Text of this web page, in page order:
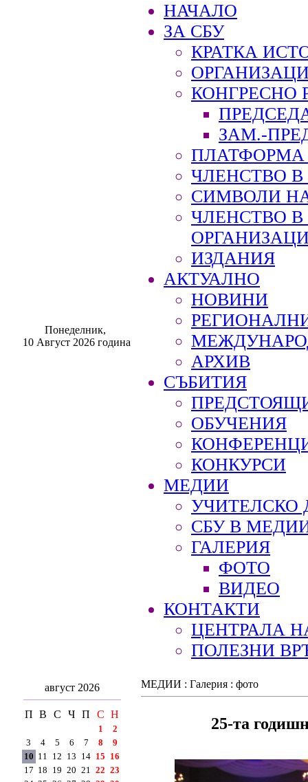
Понеделник,
10 Август 2026 година
НАЧАЛО
ЗА СБУ
КРАТКА
КОНГРЕСНО
ЗАМ.-
ПЛАТФОРМА
ЧЛЕНСТВО В
СИМВОЛИ
ЧЛЕНСТВО
ИЗДАНИЯ
АКТУАЛНО
НОВИНИ
АРХИВ
СЪБИТИЯ
ОБУЧЕНИЯ
КОНКУРСИ
МЕДИИ
УЧИТЕЛСКО
СБУ В
ГАЛЕРИЯ
ФОТО
ВИДЕО
КОНТАКТИ
ЦЕНТРАЛА
ПОЛЕЗНИ
август 2026
П В С Ч П С Н
1
2
3
4 5 6 7 8
9
10 11 12 13 14 15 16
17 18 19 20 21 22 23
МЕДИИ : Галерия : фото
25-та